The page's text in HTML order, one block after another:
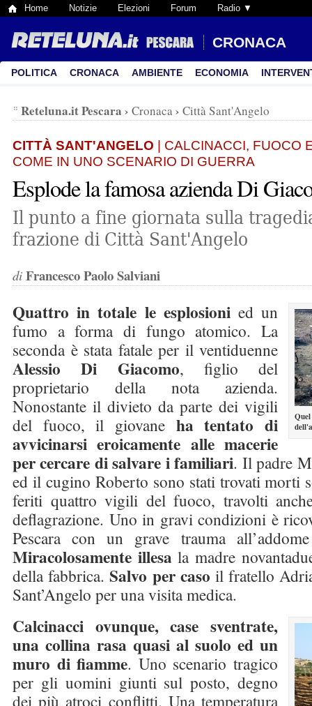
Home Notizie Elezioni Forum Radio ▼
CRONACA
POLITICA CRONACA AMBIENTE ECONOMIA
Reteluna.it Pescara › Cronaca› Città Sant'Angelo
CITTÀ SANT'ANGELO | CALCINACCI, FUOCO
COME IN UNO SCENARIO DI GUERRA
Esplode la famosa azienda Di
Il punto a fine giornata sulla
frazione di Città Sant'Angelo
di Francesco Paolo Salviani
Quattro in totale le esplosionied un
fumo a forma di fungo atomico. La
seconda è stata fatale per il ventiduenne
Alessio Di Giacomo, figlio del
proprietario della nota azienda.
Nonostante il divieto da parte dei vigili
del fuoco, il giovane ha tentato di
avvicinarsi eroicamente alle macerie
per cercare di salvare i familiari. Il padre
ed il cugino Roberto sono stati trovati morti
feriti quattro vigili del fuoco, travolti
deflagrazione. Uno in gravi condizioni è
Pescara con un grave trauma
Miracolosamente illesala madre
della fabbrica.Salvo per caso il fratello
Sant’Angelo per una visita medica.
Calcinacci ovunque, case sventrate,
una collina rasa quasi al suolo ed un
muro di fiamme. Uno scenario tragico
per gli uomini giunti sul posto, degno
dei più atroci conflitti. Una temperatura